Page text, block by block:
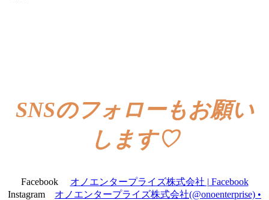
SNSのフォローもお願い
します♡
Facebook オノエンタープライズ株式会社 | Facebook
Instagram オノエンタープライズ株式会社(@onoenterprise) •